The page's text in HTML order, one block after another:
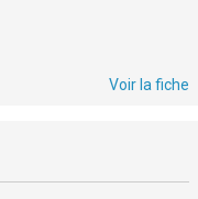
Voir la fiche